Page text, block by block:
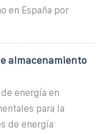
en España por
almacenamiento
energía en
para la
de energía